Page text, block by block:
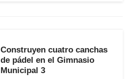
Construyen cuatro canchas
de pádel en el Gimnasio
Municipal 3